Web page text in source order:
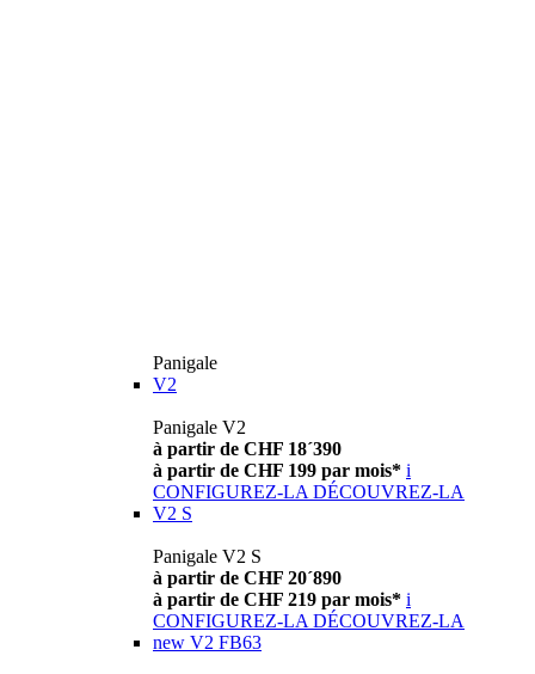
Panigale
V2
Panigale V2
à partir de CHF 18´390
à partir de CHF 199 par mois* i
CONFIGUREZ-LA DÉCOUVREZ-LA
V2 S
Panigale V2 S
à partir de CHF 20´890
à partir de CHF 219 par mois* i
CONFIGUREZ-LA DÉCOUVREZ-LA
new V2 FB63